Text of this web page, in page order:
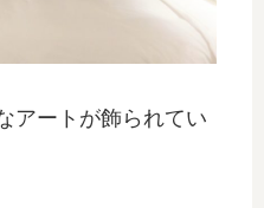
アートが飾られてい